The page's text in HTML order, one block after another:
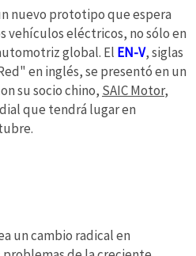
nuevo prototipo que espera
vehículos eléctricos, no sólo en
global. El EN-V, siglas
en inglés, se presentó en un
su socio chino, SAIC Motor,
que tendrá lugar en
un cambio radical en